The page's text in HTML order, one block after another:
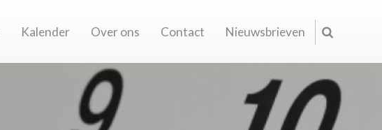
Kalender Over ons Contact Nieuwsbrieven